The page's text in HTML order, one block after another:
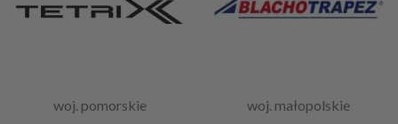
woj. pomorskie woj. małopolskie